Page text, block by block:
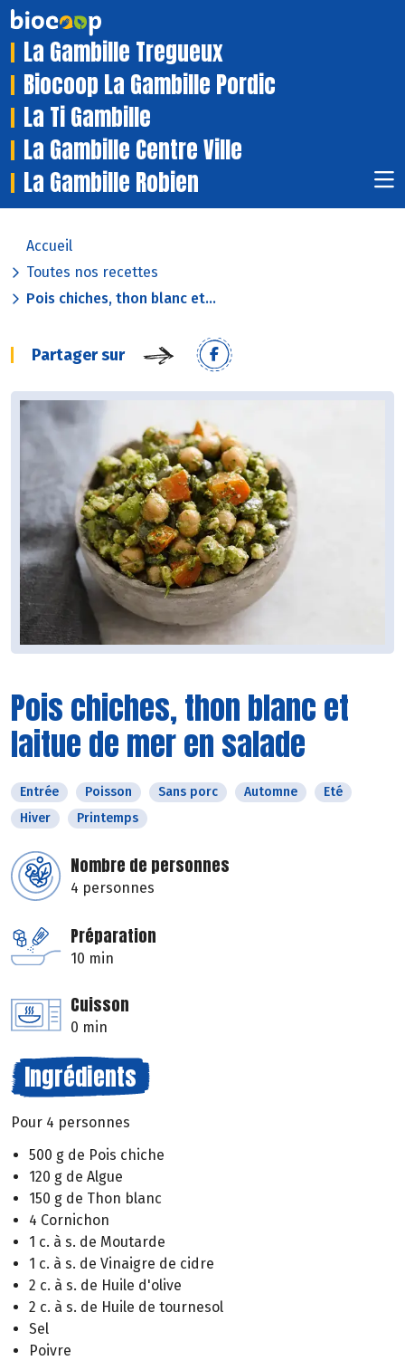
La Gambille Tregueux
Biocoop La Gambille Pordic
La Ti Gambille
La Gambille Centre Ville
La Gambille Robien
Accueil
Toutes nos recettes
Pois chiches, thon blanc et...
Partager sur
Pois chiches, thon blanc et
laitue de mer en salade
Entrée Poisson Sans porc Automne
Eté
Hiver
Printemps
Nombre de personnes
4 personnes
Préparation
10 min
Cuisson
0 min
Ingrédients
Pour 4 personnes
500 g de Pois chiche
120 g de Algue
150 g de Thon blanc
4 Cornichon
1 c. à s. de Moutarde
1 c. à s. de Vinaigre de cidre
2 c. à s. de Huile d'olive
2 c. à s. de Huile de tournesol
Sel
Poivre